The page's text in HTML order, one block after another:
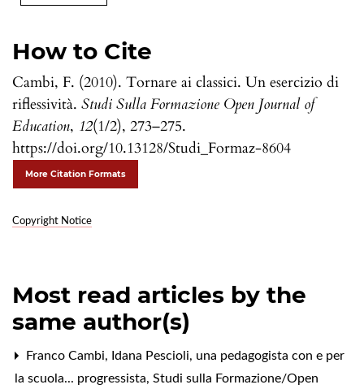
How to Cite
Cambi, F. (2010). Tornare ai classici. Un esercizio di
riflessività. Studi Sulla Formazione Open Journal of
Education, 12(1/2), 273–275.
https://doi.org/10.13128/Studi_Formaz-8604
More Citation Formats
Copyright Notice
Most read articles by the
same author(s)
Franco Cambi, Idana Pescioli, una pedagogista con e per
la scuola... progressista, Studi sulla Formazione/Open